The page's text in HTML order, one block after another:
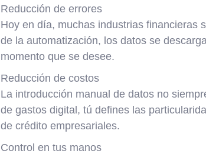
Reducción de errores
Hoy en día, muchas industrias financieras
de la automatización, los datos se
momento que se desee.
Reducción de costos
La introducción manual de datos no
de gastos digital, tú defines las
de crédito empresariales.
Control en tus manos